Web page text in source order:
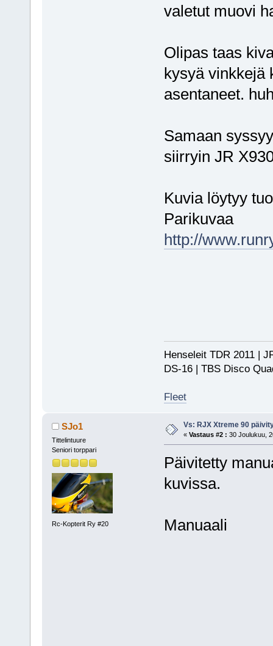
valetut muovi
Olipas taas
kysyä vinkkejä
asentaneet.
Samaan
siirryin JR
Kuvia löytyy
Parikuvaa
http://
Henseleit TDR 2011 |
DS-16 | TBS Disco
Fleet
SJo1
Tittelintuure
Seniori torppari
Rc-Kopterit Ry #20
Vs: RJX Xtreme 90
« Vastaus #2 : 30 Joulukuu,
Päivitetty
kuvissa.
Manuaali